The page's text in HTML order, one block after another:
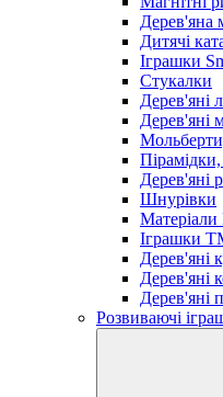
Дерев'яна
Дитячі
Іграшки
Стукалки
Дерев'яні
Дерев'яні
Дерев'яні
Шнурівки
Матеріали
Іграшки
Дерев'яні
Дерев'яні
Дерев'яні
Розвиваючі